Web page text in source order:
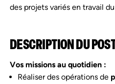
des projets variés en travail
DESCRIPTION DU
Vos missions au quotidien :
Réaliser des opérations de